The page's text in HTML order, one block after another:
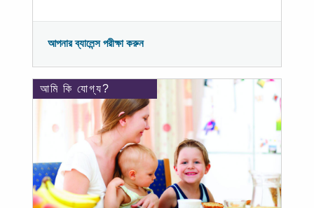
আপনার ব্যালেন্স পরীক্ষা করুন
আমি কি যোগ্য?